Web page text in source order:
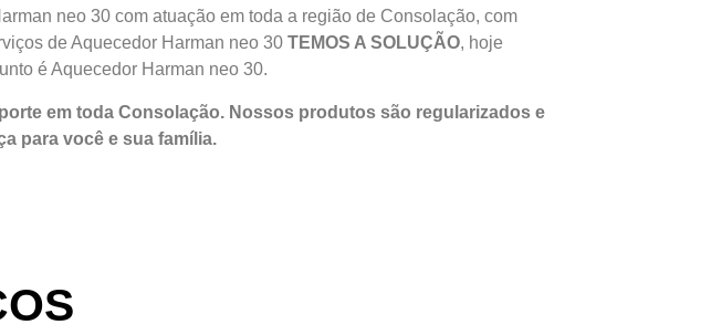
neo 30 com atuação em toda a região de Consolação, com
de Aquecedor Harman neo 30 TEMOS A SOLUÇÃO, hoje
é Aquecedor Harman neo 30.
em toda Consolação. Nossos produtos são regularizados e
para você e sua família.